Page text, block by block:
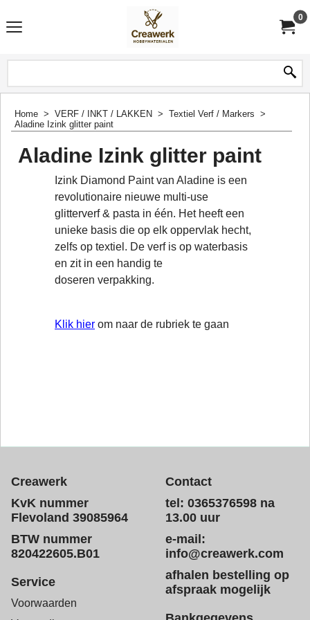
0
Home > VERF / INKT / LAKKEN > Textiel Verf / Markers >
Aladine Izink glitter paint
Aladine Izink glitter paint
Izink Diamond Paint van Aladine is een
revolutionaire nieuwe multi-use
glitterverf & pasta in één. Het heeft een
unieke basis die op elk oppervlak hecht,
zelfs op textiel. De verf is op waterbasis
en zit in een handig te
doseren verpakking.
Klik hier om naar de rubriek te gaan
Creawerk
KvK nummer
Flevoland 39085964
BTW nummer
820422605.B01
Contact
tel: 0365376598 na
13.00 uur
e-mail:
info@creawerk.com
afhalen bestelling op
afspraak mogelijk
Service
Voorwaarden